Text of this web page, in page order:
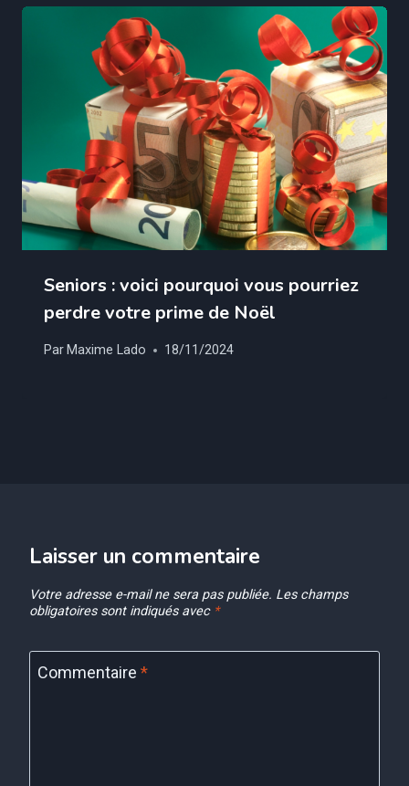
Seniors : voici pourquoi vous pourriez
perdre votre prime de Noël
Par Maxime Lado 18/11/2024
Laisser un commentaire
Votre adresse e-mail ne sera pas publiée. Les champs
obligatoires sont indiqués avec *
Commentaire *